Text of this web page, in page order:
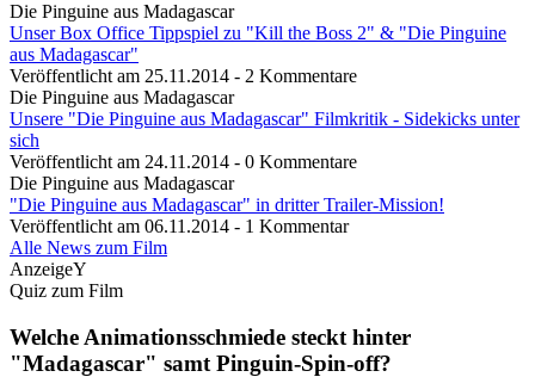
Die Pinguine aus Madagascar
Unser Box Office Tippspiel zu "Kill the Boss 2" & "Die Pinguine
aus Madagascar"
Veröffentlicht am 25.11.2014 - 2 Kommentare
Die Pinguine aus Madagascar
Unsere "Die Pinguine aus Madagascar" Filmkritik - Sidekicks unter
sich
Veröffentlicht am 24.11.2014 - 0 Kommentare
Die Pinguine aus Madagascar
"Die Pinguine aus Madagascar" in dritter Trailer-Mission!
Veröffentlicht am 06.11.2014 - 1 Kommentar
Alle News zum Film
AnzeigeY
Quiz zum Film
Welche Animationsschmiede steckt hinter
"Madagascar" samt Pinguin-Spin-off?